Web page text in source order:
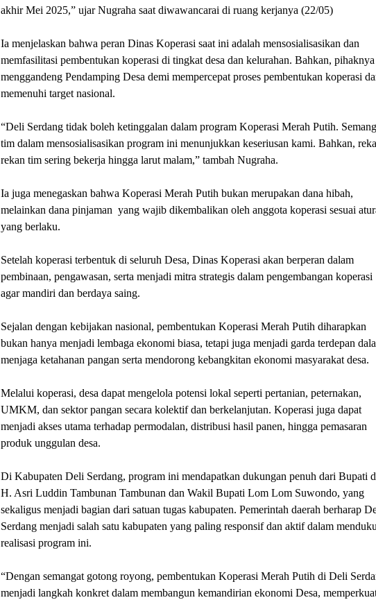
akhir Mei 2025,” ujar Nugraha saat diwawancarai di ruang kerjanya (22/05)
‎Ia menjelaskan bahwa peran Dinas Koperasi saat ini adalah mensosialisasikan dan
memfasilitasi pembentukan koperasi di tingkat desa dan kelurahan. Bahkan, pihaknya
menggandeng Pendamping Desa demi mempercepat proses pembentukan koperasi
memenuhi target nasional.
‎“Deli Serdang tidak boleh ketinggalan dalam program Koperasi Merah Putih.
tim dalam mensosialisasikan program ini menunjukkan keseriusan kami. Bahkan,
rekan tim sering bekerja hingga larut malam,” tambah Nugraha.
‎Ia juga menegaskan bahwa Koperasi Merah Putih bukan merupakan dana hibah,
melainkan dana pinjaman yang wajib dikembalikan oleh anggota koperasi sesuai
yang berlaku.
‎Setelah koperasi terbentuk di seluruh Desa, Dinas Koperasi akan berperan dalam
pembinaan, pengawasan, serta menjadi mitra strategis dalam pengembangan koperasi
agar mandiri dan berdaya saing.
‎Sejalan dengan kebijakan nasional, pembentukan Koperasi Merah Putih diharapkan
bukan hanya menjadi lembaga ekonomi biasa, tetapi juga menjadi garda terdepan
menjaga ketahanan pangan serta mendorong kebangkitan ekonomi masyarakat desa.
‎Melalui koperasi, desa dapat mengelola potensi lokal seperti pertanian, peternakan,
UMKM, dan sektor pangan secara kolektif dan berkelanjutan. Koperasi juga dapat
menjadi akses utama terhadap permodalan, distribusi hasil panen, hingga pemasaran
produk unggulan desa.
‎Di Kabupaten Deli Serdang, program ini mendapatkan dukungan penuh dari Bupati
H. Asri Luddin Tambunan Tambunan dan Wakil Bupati Lom Lom Suwondo, yang
sekaligus menjadi bagian dari satuan tugas kabupaten. Pemerintah daerah berharap
Serdang menjadi salah satu kabupaten yang paling responsif dan aktif dalam
realisasi program ini.
‎“Dengan semangat gotong royong, pembentukan Koperasi Merah Putih di Deli
menjadi langkah konkret dalam membangun kemandirian ekonomi Desa,